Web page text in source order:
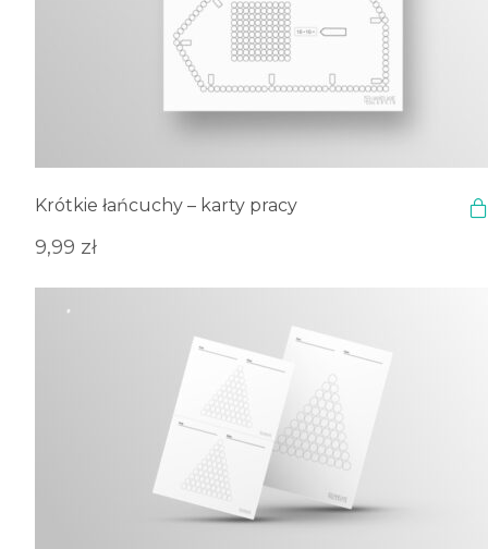
Krótkie łańcuchy – karty pracy
9,99 zł